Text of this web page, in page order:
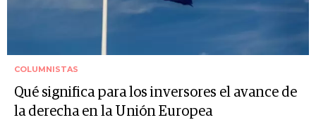
COLUMNISTAS
Qué significa para los inversores el avance de
la derecha en la Unión Europea